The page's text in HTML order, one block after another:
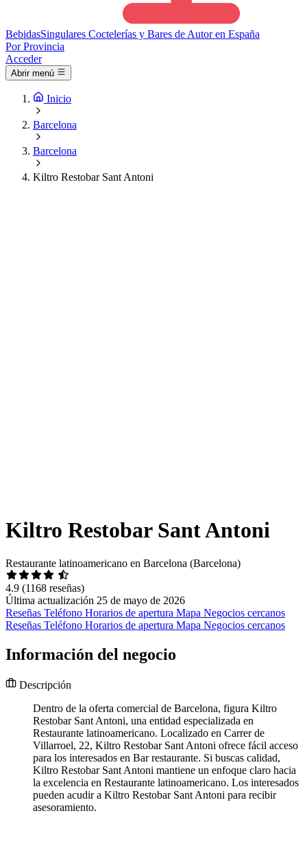
BebidasSingulares Coctelerías y Bares de Autor en España
Por Provincia
Acceder
Abrir menú
Inicio
Barcelona
Barcelona
Kiltro Restobar Sant Antoni
Kiltro Restobar Sant Antoni
Restaurante latinoamericano en Barcelona (Barcelona)
4.9 (1168 reseñas)
Última actualización 25 de mayo de 2026
Reseñas Teléfono Horarios de apertura Mapa Negocios cercanos
Reseñas Teléfono Horarios de apertura Mapa Negocios cercanos
Información del negocio
Descripción
Dentro de la oferta comercial de Barcelona, figura Kiltro
Restobar Sant Antoni, una entidad especializada en
Restaurante latinoamericano. Localizado en Carrer de
Villarroel, 22, Kiltro Restobar Sant Antoni ofrece fácil acceso
para los interesados en Bar restaurante. Si buscas calidad,
Kiltro Restobar Sant Antoni mantiene un enfoque claro hacia
la excelencia en Restaurante latinoamericano. Los interesados
pueden acudir a Kiltro Restobar Sant Antoni para recibir
asesoramiento.